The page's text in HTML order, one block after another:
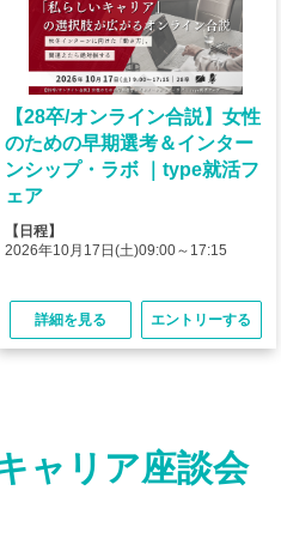
【28卒/オンライン合説】女性
のための早期選考＆インター
ンシップ・ラボ ｜type就活フ
ェア
【日程】
2026年10月17日(土)09:00～17:15
詳細を見る エントリーする
ャリア座談会